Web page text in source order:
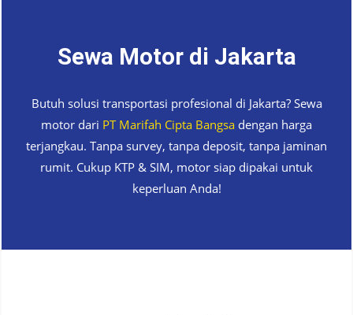
Sewa Motor di Jakarta
Butuh solusi transportasi profesional di Jakarta? Sewa
motor dari PT Marifah Cipta Bangsa dengan harga
terjangkau. Tanpa survey, tanpa deposit, tanpa jaminan
rumit. Cukup KTP & SIM, motor siap dipakai untuk
keperluan Anda!